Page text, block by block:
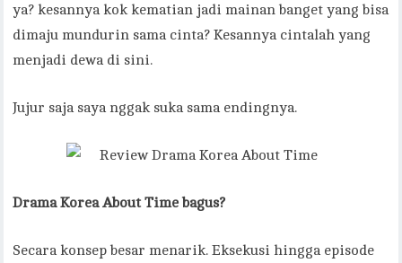
ya? kesannya kok kematian jadi mainan banget yang bisa
dimaju mundurin sama cinta? Kesannya cintalah yang
menjadi dewa di sini.
Jujur saja saya nggak suka sama endingnya.
Drama Korea About Time bagus?
Secara konsep besar menarik. Eksekusi hingga episode